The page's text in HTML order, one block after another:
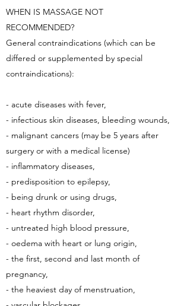
WHEN IS MASSAGE NOT
RECOMMENDED?
General contraindications (which can be
differed or supplemented by special
contraindications):
- acute diseases with fever,
- infectious skin diseases, bleeding wounds,
- malignant cancers (may be 5 years after
surgery or with a medical license)
- inflammatory diseases,
- predisposition to epilepsy,
- being drunk or using drugs,
- heart rhythm disorder,
- untreated high blood pressure,
- oedema with heart or lung origin,
- the first, second and last month of
pregnancy,
- the heaviest day of menstruation,